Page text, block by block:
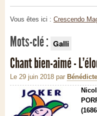
Vous êtes ici : Crescendo
Mots-clé : Galli
Chant bien-aimé -
Le 29 juin 2018 par